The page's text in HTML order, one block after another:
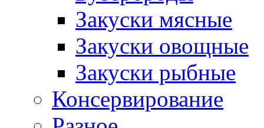
Закуски мясные
Закуски овощные
Закуски рыбные
Консервирование